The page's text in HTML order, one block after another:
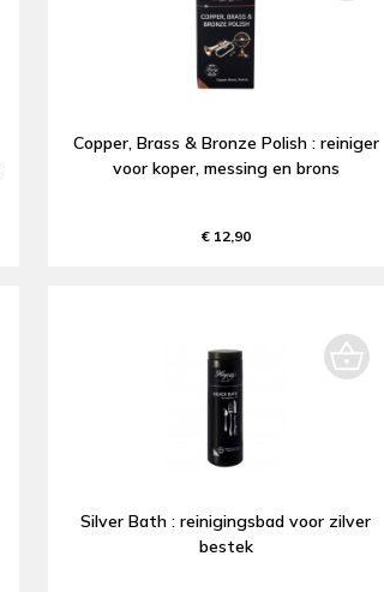
Copper, Brass & Bronze Polish : reiniger
voor koper, messing en brons
€ 12,90
Silver Bath : reinigingsbad voor zilver
bestek